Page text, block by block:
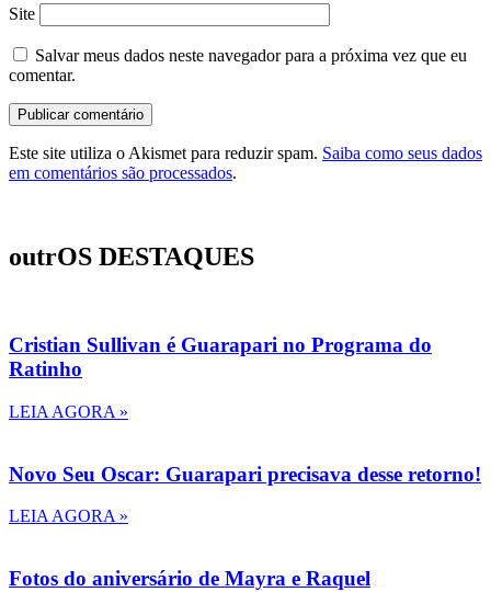
Site
Salvar meus dados neste navegador para a próxima vez que eu
comentar.
Este site utiliza o Akismet para reduzir spam. Saiba como seus dados
em comentários são processados.
outrOS DESTAQUES
Cristian Sullivan é Guarapari no Programa do
Ratinho
LEIA AGORA »
Novo Seu Oscar: Guarapari precisava desse retorno!
LEIA AGORA »
Fotos do aniversário de Mayra e Raquel